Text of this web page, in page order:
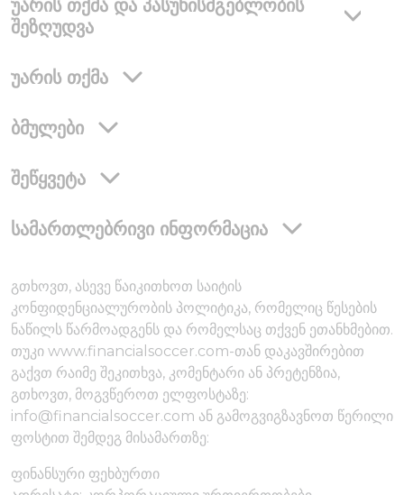
უარის თქმა და პასუხისმგებლობის
შეზღუდვა
უარის თქმა
ბმულები
შეწყვეტა
სამართლებრივი ინფორმაცია
გთხოვთ, ასევე წაიკითხოთ საიტის
კონფიდენციალურობის პოლიტიკა, რომელიც წესების
ნაწილს წარმოადგენს და რომელსაც თქვენ ეთანხმებით.
თუკი www.financialsoccer.com-თან დაკავშირებით
გაქვთ რაიმე შეკითხვა, კომენტარი ან პრეტენზია,
გთხოვთ, მოგვწეროთ ელფოსტაზე:
info@financialsoccer.com ან გამოგვიგზავნოთ წერილი
ფოსტით შემდეგ მისამართზე:
ფინანსური ფეხბურთი